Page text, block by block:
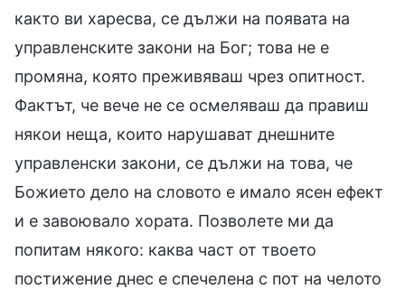
както ви харесва, се дължи на появата на
управленските закони на Бог; това не е
промяна, която преживяваш чрез опитност.
Фактът, че вече не се осмеляваш да правиш
някои неща, които нарушават днешните
управленски закони, се дължи на това, че
Божието дело на словото е имало ясен ефект
и е завоювало хората. Позволете ми да
попитам някого: каква част от твоето
постижение днес е спечелена с пот на челото